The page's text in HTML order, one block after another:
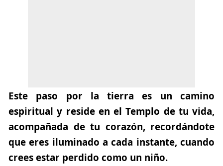
Este paso por la tierra es un camino
espiritual y reside en el Templo de tu vida,
acompañada de tu corazón, recordándote
que eres iluminado a cada instante, cuando
crees estar perdido como un niño.